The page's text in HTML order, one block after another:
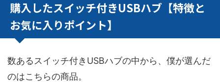
購入したスイッチ付きUSBハブ【特徴と
お気に入りポイント】
数あるスイッチ付きUSBハブの中から、僕が選んだ
のはこちらの商品。